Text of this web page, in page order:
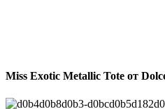
Miss Exotic Metallic Tote от